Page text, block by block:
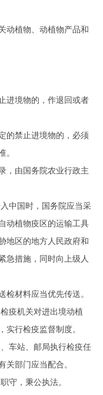
动植物、动植物产品和
进境物的，作退回或者
的禁止进境物的，必须
。
，由国务院农业行政主
中国时，国务院应当采
动植物疫区的运输工具
地区的地方人民政府和
急措施，同时向上级人
检材料应当优先传送。
疫机关对进出境动植
实行检疫监督制度。
车站、邮局执行检疫任
关部门应当配合。
守，秉公执法。